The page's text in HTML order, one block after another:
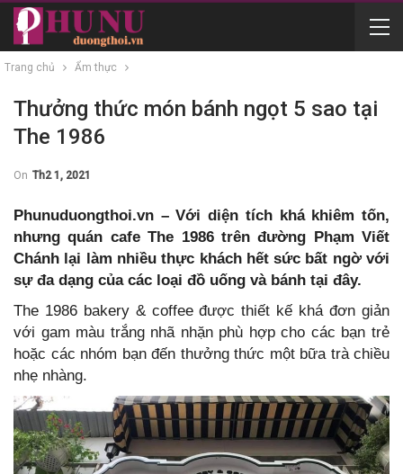
Trang chủ Ẩm thực
Thưởng thức món bánh ngọt 5 sao tại
The 1986
On Th2 1, 2021
Phunuduongthoi.vn – Với diện tích khá khiêm tốn,
nhưng quán cafe The 1986 trên đường Phạm Viết
Chánh lại làm nhiều thực khách hết sức bất ngờ với
sự đa dạng của các loại đồ uống và bánh tại đây.
The 1986 bakery & coffee được thiết kế khá đơn giản
với gam màu trắng nhã nhặn phù hợp cho các bạn trẻ
hoặc các nhóm bạn đến thưởng thức một bữa trà chiều
nhẹ nhàng.